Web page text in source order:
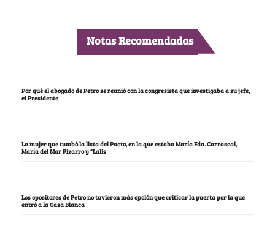
Notas Recomendadas
Por qué el abogado de Petro se reunió con la congresista que investigaba a su jefe,
el Presidente
La mujer que tumbó la lista del Pacto, en la que estaba María Fda. Carrascal,
María del Mar Pizarro y “Lalis
Los opositores de Petro no tuvieron más opción que criticar la puerta por la que
entró a la Casa Blanca